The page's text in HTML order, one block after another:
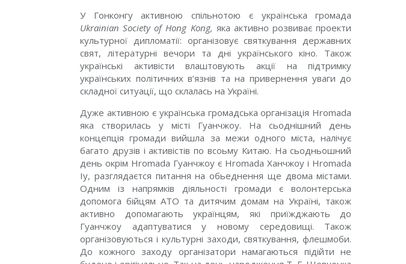
У Гонконгу активною спільнотою є українська громада
Ukrainian Society of Hong Kong, яка активно розвиває проекти
культурної дипломатії: організовує святкування державних
свят, літературні вечори та дні українського кіно. Також
українські активісти влаштовують акції на підтримку
українських політичних в’язнів та на привернення уваги до
складної ситуації, що склалась на Україні.
Дуже активною є українська громадська організація Hromada
яка створилась у місті Гуанчжоу. На сьоднішний день
концепція громади вийшла за межи одного міста, налічує
багато друзів і активістів по всоьму Китаю. На сьодньошний
день окрім Hromada Гуанчжоу є Hromada Ханчжоу і Hromada
Іу, разглядаєтся питання на обьеднення ще двома містами.
Одним із напрямків діяльності громади є волонтерська
допомога бійцям АТО та дитячим домам на Україні, також
активно допомагають українцям, які приїжджають до
Гуанчжоу адаптуватися у новому середовищі. Також
організовуються і культурні заходи, святкування, флешмоби.
До кожного заходу організатори намагаються підійти не